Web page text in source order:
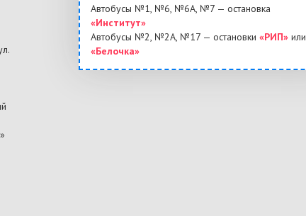
Автобусы №1, №6, №6А, №7 — остановка
«Институт»
Автобусы №2, №2А, №17 — остановки «РИП»или
«Белочка»